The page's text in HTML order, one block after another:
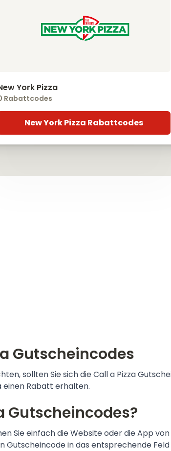
York Pizza
Rabattcodes
New York Pizza Rabattcodes
Gutscheincodes
sollten Sie sich die Call a Pizza
einen Rabatt erhalten.
Gutscheincodes?
Sie einfach die Website oder die App
Gutscheincode in das entsprechende